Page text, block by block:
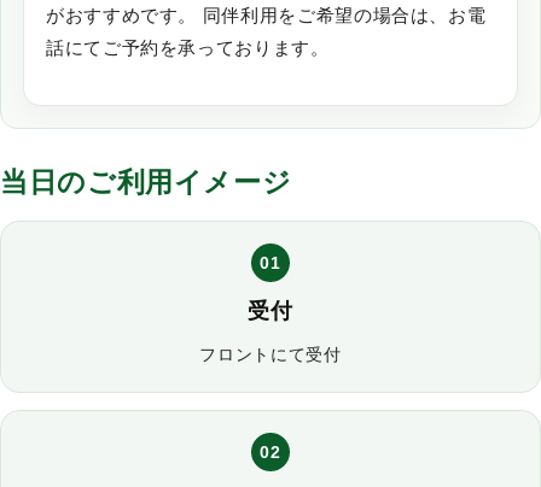
がおすすめです。 同伴利用をご希望の場合は、お電
話にてご予約を承っております。
当日のご利用イメージ
01
受付
フロントにて受付
02